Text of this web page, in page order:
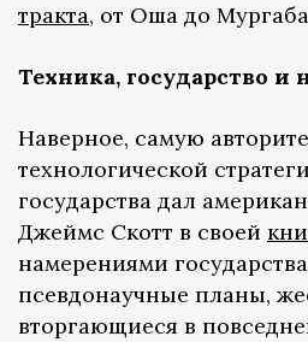
тракта, от Оша до
Техника, государство и
Наверное, самую
технологической
государства дал
Джеймс Скотт в своей
намерениями
псевдонаучные планы,
вторгающиеся в